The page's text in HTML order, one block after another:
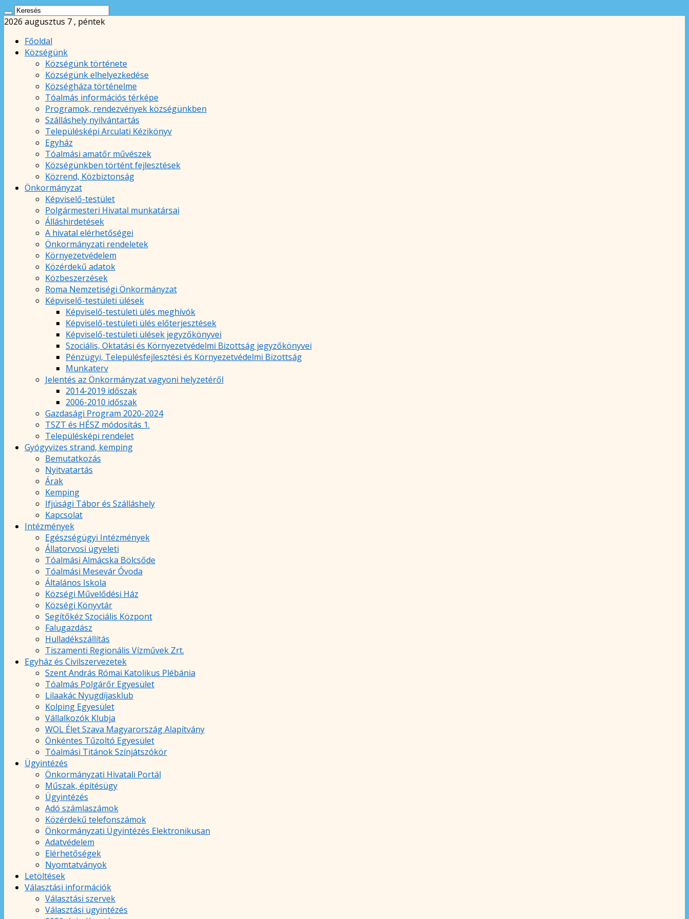
2026 augusztus 7 , péntek
Főoldal
Községünk
Községünk története
Községünk elhelyezkedése
Községháza történelme
Tóalmás információs térképe
Programok, rendezvények községünkben
Szálláshely nyilvántartás
Településképi Arculati Kézikönyv
Egyház
Tóalmási amatőr művészek
Községünkben történt fejlesztések
Közrend, Közbiztonság
Önkormányzat
Képviselő-testület
Polgármesteri Hivatal munkatársai
Álláshirdetések
A hivatal elérhetőségei
Önkormányzati rendeletek
Környezetvédelem
Közérdekű adatok
Közbeszerzések
Roma Nemzetiségi Önkormányzat
Képviselő-testületi ülések
Képviselő-testületi ülés meghívók
Képviselő-testületi ülés előterjesztések
Képviselő-testületi ülések jegyzőkönyvei
Szociális, Oktatási és Környezetvédelmi Bizottság jegyzőkönyvei
Pénzügyi, Településfejlesztési és Környezetvédelmi Bizottság
Munkaterv
Jelentés az Önkormányzat vagyoni helyzetéről
2014-2019 időszak
2006-2010 időszak
Gazdasági Program 2020-2024
TSZT és HÉSZ módosítás 1.
Településképi rendelet
Gyógyvizes strand, kemping
Bemutatkozás
Nyitvatartás
Árak
Kemping
Ifjúsági Tábor és Szálláshely
Kapcsolat
Intézmények
Egészségügyi Intézmények
Állatorvosi ügyeleti
Tóalmási Almácska Bölcsőde
Tóalmási Mesevár Óvoda
Általános Iskola
Községi Művelődési Ház
Községi Könyvtár
Segítőkéz Szociális Központ
Falugazdász
Hulladékszállítás
Tiszamenti Regionális Vízművek Zrt.
Egyház és Civilszervezetek
Szent András Római Katolikus Plébánia
Tóalmás Polgárőr Egyesület
Lilaakác Nyugdíjasklub
Kolping Egyesület
Vállalkozók Klubja
WOL Élet Szava Magyarország Alapítvány
Önkéntes Tűzoltó Egyesület
Tóalmási Titánok Színjátszókör
Ügyintézés
Önkormányzati Hivatali Portál
Műszak, építésügy
Ügyintézés
Adó számlaszámok
Közérdekű telefonszámok
Önkormányzati Ügyintézés Elektronikusan
Adatvédelem
Elérhetőségek
Nyomtatványok
Letöltések
Választási információk
Választási szervek
Választási ügyintézés